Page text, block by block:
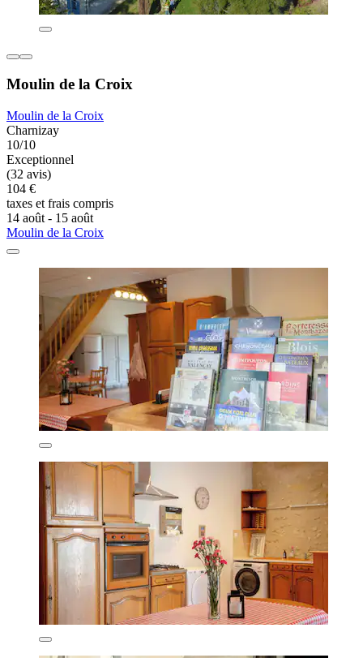
Moulin de la Croix
Moulin de la Croix
Charnizay
10/10
Exceptionnel
(32 avis)
104 €
taxes et frais compris
14 août - 15 août
Moulin de la Croix